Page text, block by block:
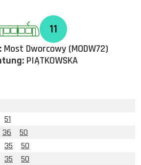
11
Most Dworcowy (MODW72)
PIĄTKOWSKA
51
36
50
35
50
35
50